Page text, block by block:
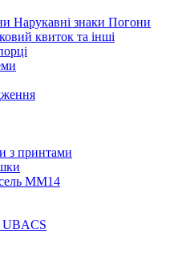
Нарукавні знаки Погони
квиток та інші
з принтами
ММ14
UBACS